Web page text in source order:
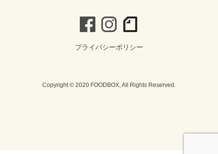
プライバシーポリシー
Copyright © 2020 FOODBOX, All Rights Reserved.